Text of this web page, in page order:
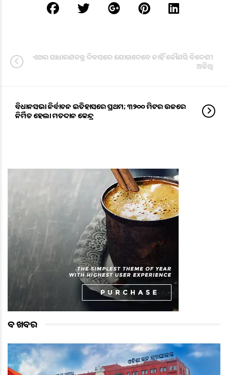
ଏଥର ସାଧାରଣତନ୍ତ୍ର ଦିବସରେ ଯୋଗଦେବେ ନାହିଁ କୌଣସି ବିଦେଶୀ
ଅତିଥି
ବିଧାନସଭା ନିର୍ବାଚନ ଇତିହାସରେ ପ୍ରଥମ; ୩୨୦୦ ମିଟର ଉଚ୍ଚରେ
ନିର୍ମିତ ହେଲା ମତଦାନ କେନ୍ଦ୍ର
ବଡ ଖବର